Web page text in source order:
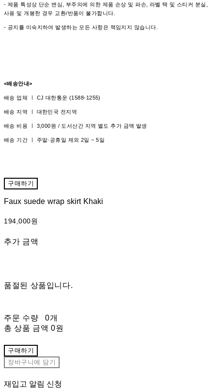
- 제품 특성상 단순 변심, 부주의에 의한 제품 손상 및 파손, 라벨 택 및 스티커 분실,
사용 및 개봉한 경우 교환/반품이 불가합니다.
- 공지를 미숙지하여 발생하는 모든 사항은 책임지지 않습니다.
<배송안내>
배송 업체 ㅣ CJ 대한통운 (1588-1255)
배송 지역 ㅣ 대한민국 전지역
배송 비용 ㅣ 3,000원 / 도서산간 지역 별도 추가 금액 발생
배송 기간 ㅣ 주말·공휴일 제외 2일 ~ 5일
구매하기
Faux suede wrap skirt Khaki
194,000원
추가 금액
품절된 상품입니다.
주문 수량
0개
총 상품 금액 0원
구매하기
장바구니에 담기
재입고 알림 신청